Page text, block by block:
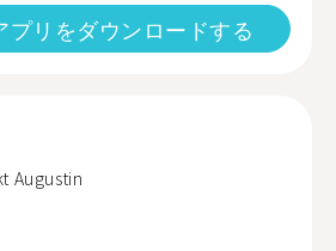
プリをダウンロードする
Augustin